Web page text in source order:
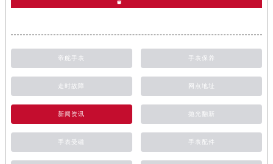
帝舵手表 手表保养
走时故障 网点地址
新闻资讯 抛光翻新
手表受磁 手表配件